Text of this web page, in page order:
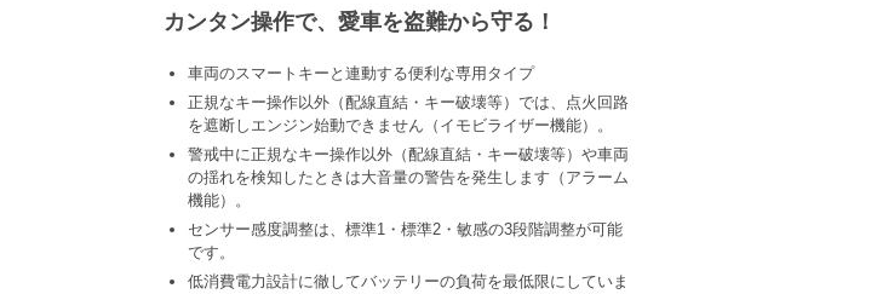
カンタン操作で、愛車を盗難から守る！
車両のスマートキーと連動する便利な専用タイプ
正規なキー操作以外（配線直結・キー破壊等）では、点火回路
を遮断しエンジン始動できません（イモビライザー機能）。
警戒中に正規なキー操作以外（配線直結・キー破壊等）や車両
の揺れを検知したときは大音量の警告を発生します（アラーム
機能）。
センサー感度調整は、標準1・標準2・敏感の3段階調整が可能
です。
低消費電力設計に徹してバッテリーの負荷を最低限にしていま